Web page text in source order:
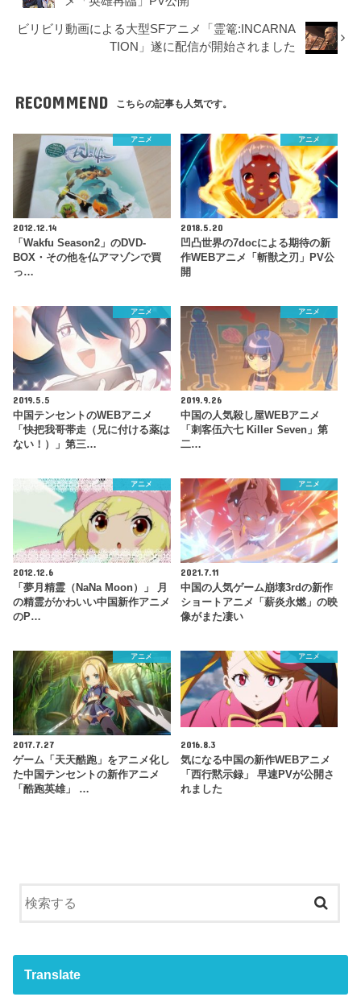
ビリビリ動画による大型SFアニメ「霊篭:INCARNA
TION」遂に配信が開始されました
RECOMMEND こちらの記事も人気です。
アニメ
2012.12.14
「Wakfu Season2」のDVD-
BOX・その他を仏アマゾンで買
っ…
アニメ
2018.5.20
凹凸世界の7docによる期待の新
作WEBアニメ「斬獣之刃」PV公
開
アニメ
2019.5.5
中国テンセントのWEBアニメ
「快把我哥帯走（兄に付ける薬は
ない！）」第三…
アニメ
2019.9.26
中国の人気殺し屋WEBアニメ
「刺客伍六七 Killer Seven」第
二…
アニメ
2012.12.6
「夢月精霊（NaNa Moon）」 月
の精霊がかわいい中国新作アニメ
のP…
アニメ
2021.7.11
中国の人気ゲーム崩壊3rdの新作
ショートアニメ「薪炎永燃」の映
像がまた凄い
アニメ
2017.7.27
ゲーム「天天酷跑」をアニメ化し
た中国テンセントの新作アニメ
「酷跑英雄」 …
アニメ
2016.8.3
気になる中国の新作WEBアニメ
「西行黙示録」 早速PVが公開さ
れました
Translate